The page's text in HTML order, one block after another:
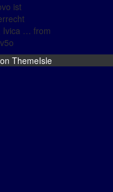
ist
Ivica … from
ThemeIsle